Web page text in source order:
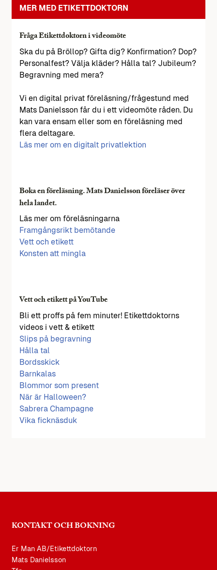
MER MED ETIKETTDOKTORN
Fråga Etikettdoktorn i videomöte
Ska du på Bröllop? Gifta dig? Konfirmation? Dop?
Personalfest? Välja kläder? Hålla tal? Jubileum?
Begravning med mera?
Vi en digital privat föreläsning/frågestund med
Mats Danielsson får du i ett videomöte råden. Du
kan vara ensam eller som en föreläsning med
flera deltagare.
Läs mer om en digitalt privatlektion
Boka en föreläsning. Mats Danielsson föreläser över
hela landet.
Läs mer om föreläsningarna
Framgångsrikt bemötande
Vett och etikett
Konsten att mingla
Vett och etikett på YouTube
Bli ett proffs på fem minuter! Etikettdoktorns
videos i vett & etikett
Slips på begravning
Hålla tal
Bordsskick
Barnkalas
Blommor som present
När är Halloween?
Sabrera Champagne
Vika ficknäsduk
KONTAKT OCH BOKNING
Er Man AB/Etikettdoktorn
Mats Danielsson